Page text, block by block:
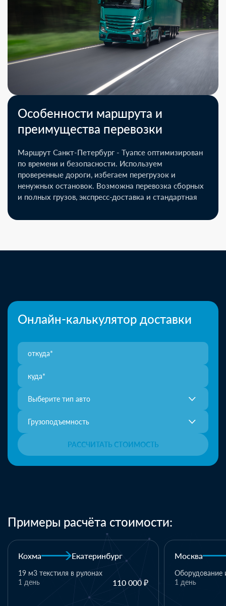
Особенности маршрута и
преимущества перевозки
Маршрут Санкт-Петербург - Туапсе оптимизирован
по времени и безопасности. Используем
проверенные дороги, избегаем перегрузок и
ненужных остановок. Возможна перевозка сборных
и полных грузов, экспресс-доставка и стандартная
Онлайн-калькулятор доставки
Выберите тип авто
Грузоподъемность
РАССЧИТАТЬ СТОИМОСТЬ
Примеры расчёта стоимости:
Москва Казань
Оборудование и комплектующие
110 000 ₽
1 день
Казань
1 паллет -